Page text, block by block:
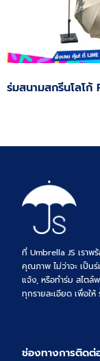
ร่มสนามสกรีนโลโก้
ที่ Umbrella JS เรา
คุณภาพ ไม่ว่าจะ เป็น
แจ้ง, หรือทำร่ม สไตล์
ทุกรายละเอียด เพื่อ
ช่องทางการติดต่